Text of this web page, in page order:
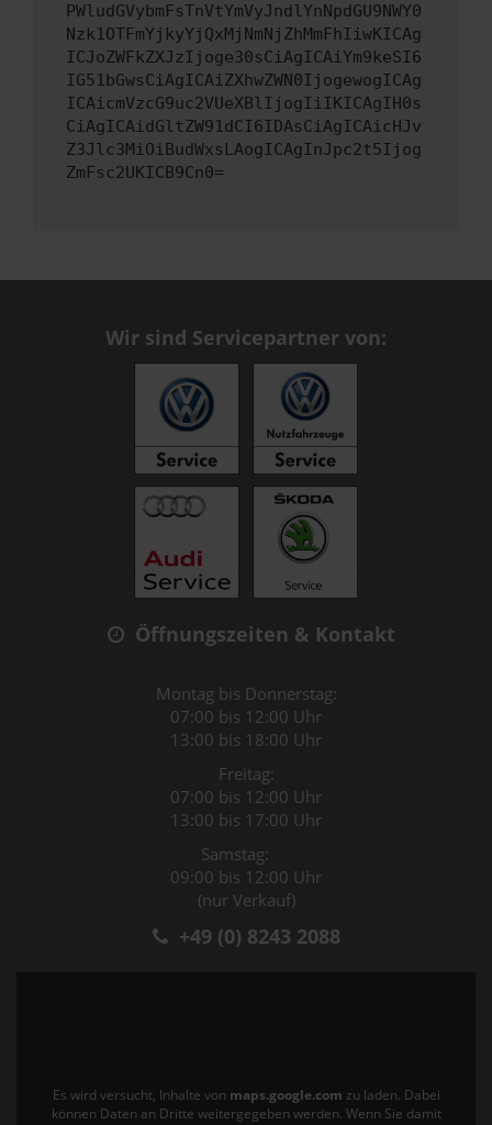
PWludGVybmFsTnVtYmVyJndlYnNpdGU9NWY0
Nzk1OTFmYjkyYjQxMjNmNjZhMmFhIiwKICAg
ICJoZWFkZXJzIjoge30sCiAgICAiYm9keSI6
IG51bGwsCiAgICAiZXhwZWN0IjogewogICAg
ICAicmVzcG9uc2VUeXBlIjogIiIKICAgIH0s
CiAgICAidGltZW91dCI6IDAsCiAgICAicHJv
Z3Jlc3MiOiBudWxsLAogICAgInJpc2t5Ijog
ZmFsc2UKICB9Cn0=
Wir sind Servicepartner von:
Öffnungszeiten & Kontakt
Montag bis Donnerstag:
07:00 bis 12:00 Uhr
13:00 bis 18:00 Uhr
Freitag:
07:00 bis 12:00 Uhr
13:00 bis 17:00 Uhr
Samstag:
09:00 bis 12:00 Uhr
(nur Verkauf)
+49 (0) 8243 2088
Es wird versucht, Inhalte von maps.google.com zu laden. Dabei
können Daten an Dritte weitergegeben werden. Wenn Sie damit